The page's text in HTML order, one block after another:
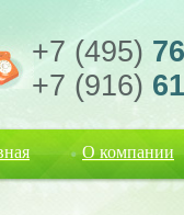
+7 (495)
+7 (916)
О компании